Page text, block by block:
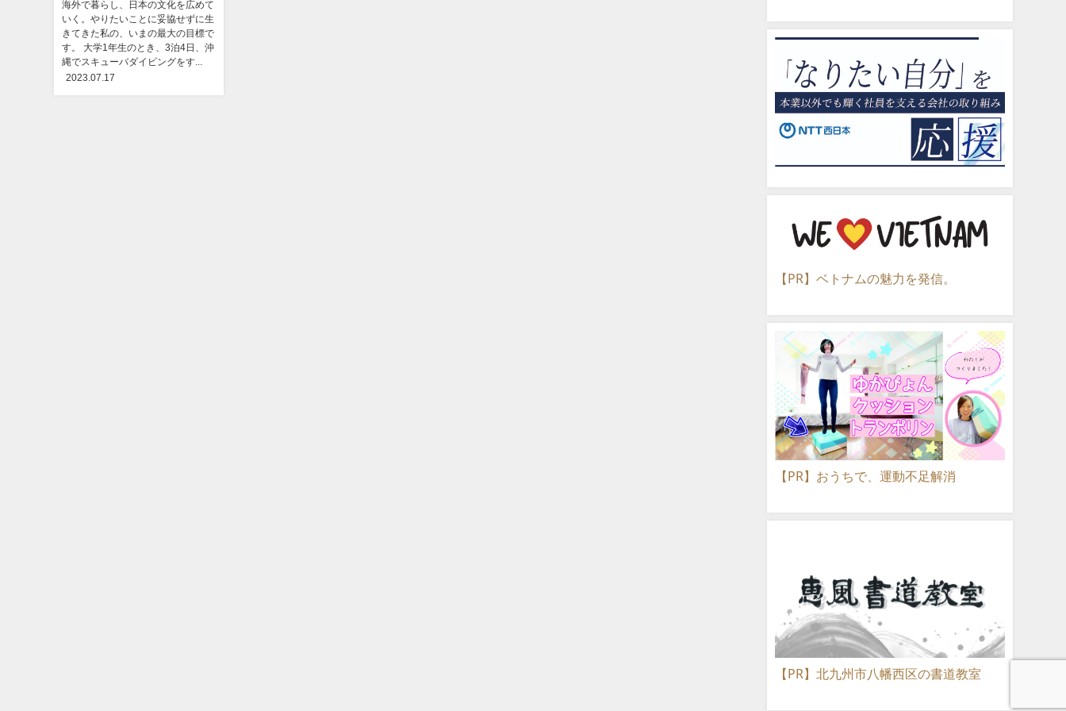
海外で暮らし、日本の文化を広めて
いく。やりたいことに妥協せずに生
きてきた私の、いまの最大の目標で
す。 大学1年生のとき、3泊4日、沖
縄でスキューバダイビングをす...
2023.07.17
【PR】ベトナムの魅力を発信。
【PR】おうちで、運動不足解消
【PR】北九州市八幡西区の書道教室